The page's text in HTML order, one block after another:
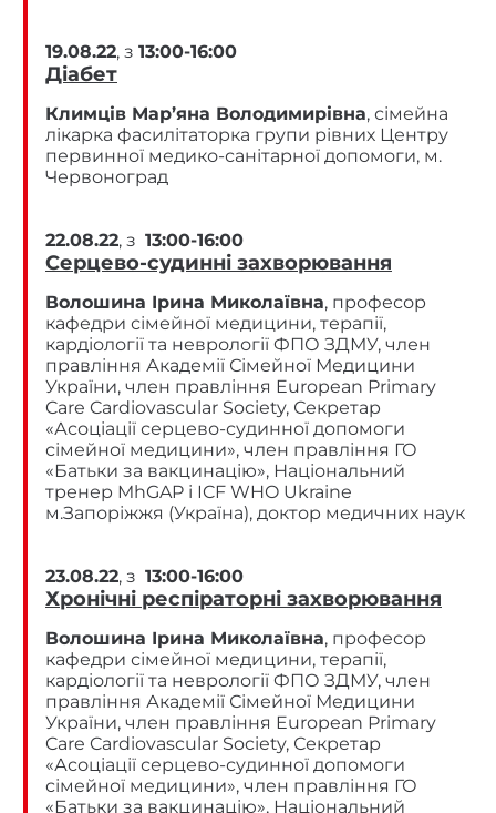
19.08.22, з 13:00-16:00
Діабет
Климців Мар’яна Володимирівна, сімейна
лікарка фасилітаторка групи рівних Центру
первинної медико-санітарної допомоги, м.
Червоноград
22.08.22, з 13:00-16:00
Серцево-судинні захворювання
Волошина Ірина Миколаївна, професор
кафедри сімейної медицини, терапії,
кардіології та неврології ФПО ЗДМУ, член
правління Академії Сімейної Медицини
України, член правління European Primary
Care Cardiovascular Society, Секретар
«Асоціації серцево-судинної допомоги
сімейної медицини», член правління ГО
«Батьки за вакцинацію», Національний
тренер MhGAP і ICF WHO Ukraine
м.Запоріжжя (Україна), доктор медичних наук
23.08.22, з 13:00-16:00
Хронічні респіраторні захворювання
Волошина Ірина Миколаївна, професор
кафедри сімейної медицини, терапії,
кардіології та неврології ФПО ЗДМУ, член
правління Академії Сімейної Медицини
України, член правління European Primary
Care Cardiovascular Society, Секретар
«Асоціації серцево-судинної допомоги
сімейної медицини», член правління ГО
«Батьки за вакцинацію», Національний